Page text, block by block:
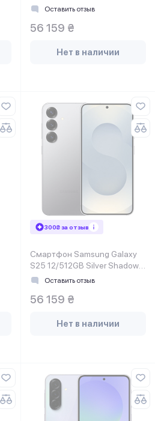
S931BLBHEUC)
Оставить отзыв
56 159 ₴
Нет в наличии
300₴ за отзыв
Смартфон Samsung Galaxy
S25 12/512GB Silver Shadow
(SM-S931BZSHEUC)
Оставить отзыв
56 159 ₴
Нет в наличии